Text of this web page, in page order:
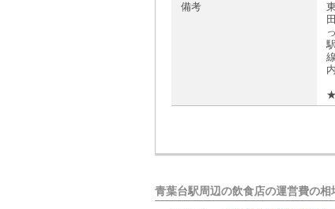
備考
★
青葉台駅周辺の飲食店の運営費の相